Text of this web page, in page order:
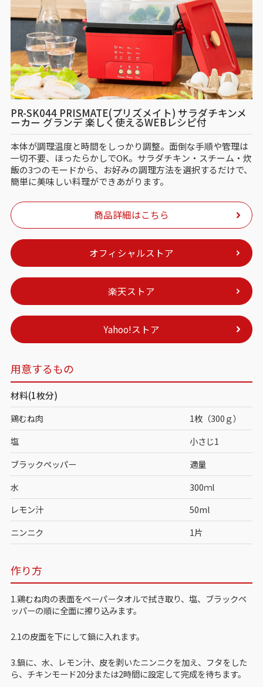
PR-SK044 PRISMATE(プリズメイト) サラダチキンメ
ーカー グランデ 楽しく使えるWEBレシピ付
本体が調理温度と時間をしっかり調整。面倒な手順や管理は
一切不要、ほったらかしでOK。サラダチキン・スチーム・炊
飯の3つのモードから、お好みの調理方法を選択するだけで、
簡単に美味しい料理ができあがります。
商品詳細はこちら
オフィシャルストア
楽天ストア
Yahoo!ストア
用意するもの
材料(1枚分)
鶏むね肉
1枚（300ｇ）
塩
小さじ1
ブラックペッパー
適量
水
300ｍl
レモン汁
50ml
ニンニク
1片
作り方
1.鶏むね肉の表面をペーパータオルで拭き取り、塩、ブラックペ
ッパーの順に全面に擦り込みます。
2.1の皮面を下にして鍋に入れます。
3.鍋に、水、レモン汁、皮を剥いたニンニクを加え、フタをした
ら、チキンモード20分または2時間に設定して完成を待ちます。